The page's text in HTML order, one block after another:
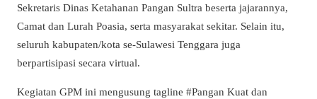
Sekretaris Dinas Ketahanan Pangan Sultra beserta jajarannya,
Camat dan Lurah Poasia, serta masyarakat sekitar. Selain itu,
seluruh kabupaten/kota se-Sulawesi Tenggara juga
berpartisipasi secara virtual.
Kegiatan GPM ini mengusung tagline #Pangan Kuat dan